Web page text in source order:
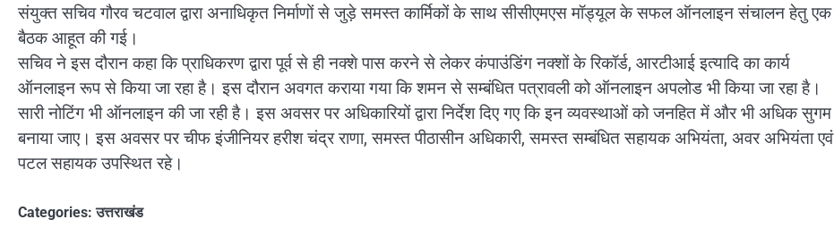
संयुक्त सचिव गौरव चटवाल द्वारा अनाधिकृत निर्माणों से जुड़े समस्त कार्मिकों के साथ सीसीएमएस मॉड्यूल के सफल ऑनलाइन संचालन हेतु एक
बैठक आहूत की गई।
सचिव ने इस दौरान कहा कि प्राधिकरण द्वारा पूर्व से ही नक्शे पास करने से लेकर कंपाउंडिंग नक्शों के रिकॉर्ड, आरटीआई इत्यादि का कार्य
ऑनलाइन रूप से किया जा रहा है। इस दौरान अवगत कराया गया कि शमन से सम्बंधित पत्रावली को ऑनलाइन अपलोड भी किया जा रहा है।
सारी नोटिंग भी ऑनलाइन की जा रही है। इस अवसर पर अधिकारियों द्वारा निर्देश दिए गए कि इन व्यवस्थाओं को जनहित में और भी अधिक सुगम
बनाया जाए। इस अवसर पर चीफ इंजीनियर हरीश चंद्र राणा, समस्त पीठासीन अधिकारी, समस्त सम्बंधित सहायक अभियंता, अवर अभियंता एवं
पटल सहायक उपस्थित रहे।
Categories:उत्तराखंड